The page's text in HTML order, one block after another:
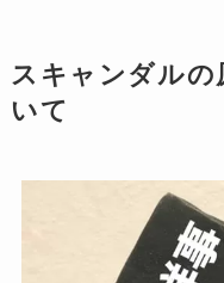
スキャンダルの
いて